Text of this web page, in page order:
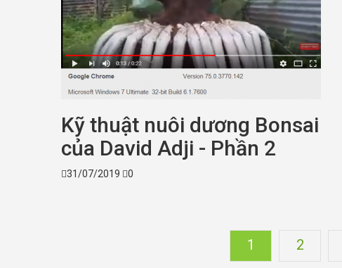
Kỹ thuật nuôi dương Bonsai
của David Adji - Phần 2
31/07/2019 0
1 2